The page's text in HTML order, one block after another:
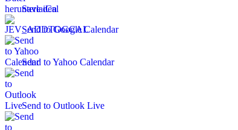
Save iCal
Send to Google Calendar
Send to Yahoo Calendar
Send to Outlook Live